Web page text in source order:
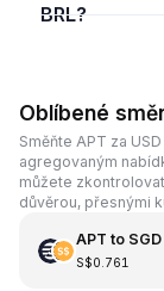
BRL?
Oblíbené
Směňte APT za
agregovaným
můžete
důvěrou, přesnými
APT to SGD
S$0.761